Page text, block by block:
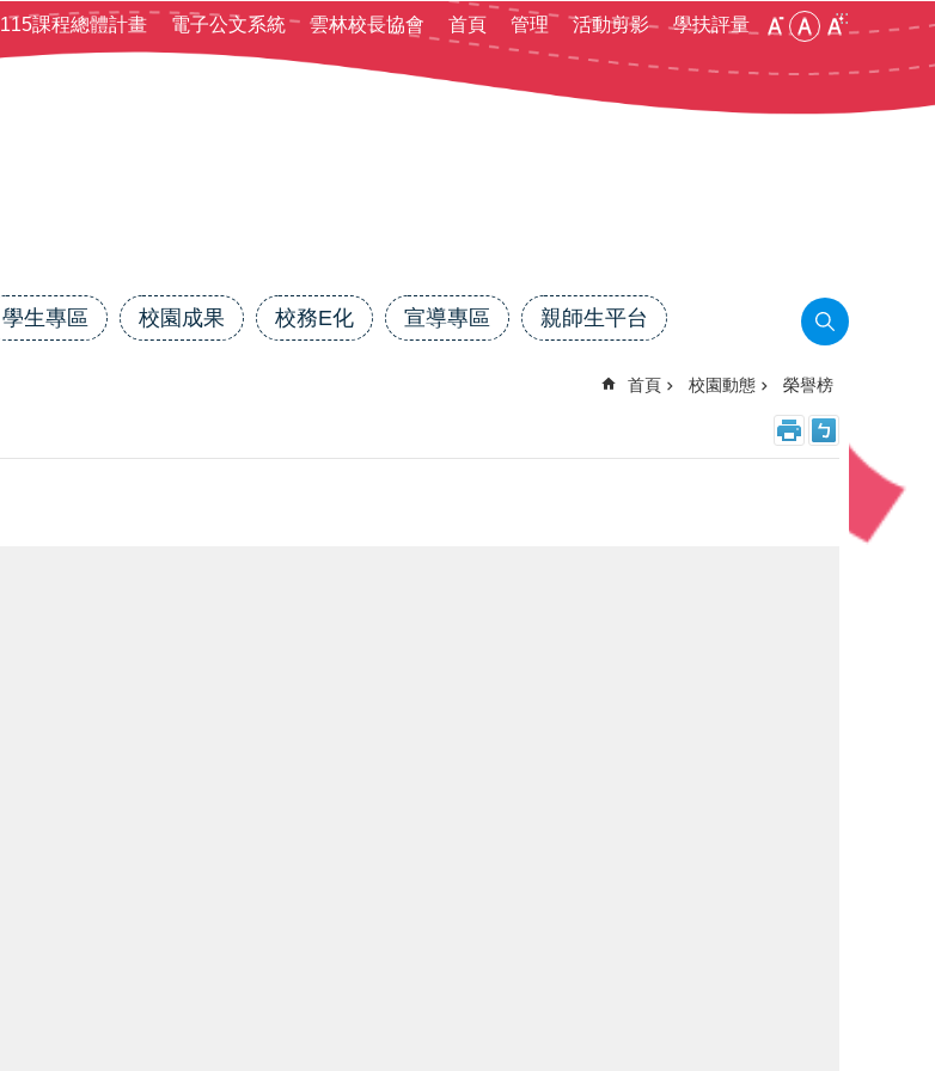
:::
115課程總體計畫 電子公文系統 雲林校長協會 首頁 管理 活動剪影 學扶評量
學生專區 校園成果 校務E化 宣導專區 親師生平台
首頁 校園動態 榮譽榜